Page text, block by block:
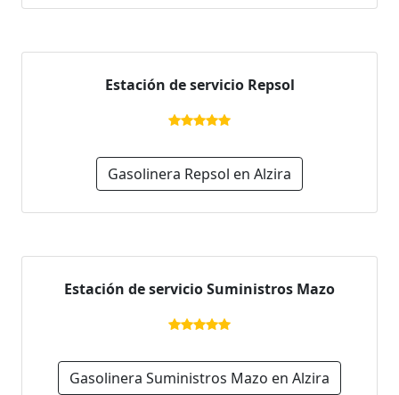
Estación de servicio Repsol
Gasolinera Repsol en Alzira
Estación de servicio Suministros Mazo
Gasolinera Suministros Mazo en Alzira